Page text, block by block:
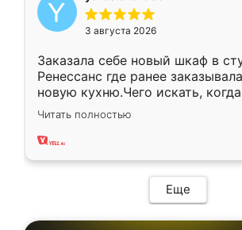
3 августа 2026
Заказала себе новый шкаф в
Ренессанс где ранее
новую кухню.Чего искать,
вполне довольна. Служит кухня
два года, нареканий нет.
Читать полностью
Еще